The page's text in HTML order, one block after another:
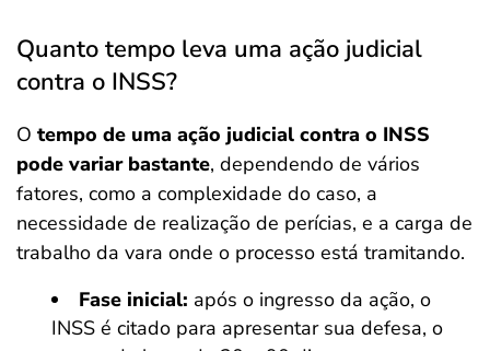
Quanto tempo leva uma ação judicial
contra o INSS?
O tempo de uma ação judicial contra o INSS
pode variar bastante, dependendo de vários
fatores, como a complexidade do caso, a
necessidade de realização de perícias, e a carga de
trabalho da vara onde o processo está tramitando.
Fase inicial: após o ingresso da ação, o
INSS é citado para apresentar sua defesa, o